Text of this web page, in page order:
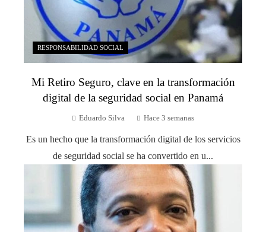
RESPONSABILIDAD SOCIAL
Mi Retiro Seguro, clave en la transformación
digital de la seguridad social en Panamá
Eduardo Silva Hace 3 semanas
Es un hecho que la transformación digital de los servicios
de seguridad social se ha convertido en u...